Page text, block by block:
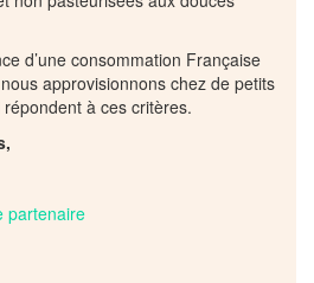
d’une consommation Française
approvisionnons chez de petits
à ces critères.
partenaire